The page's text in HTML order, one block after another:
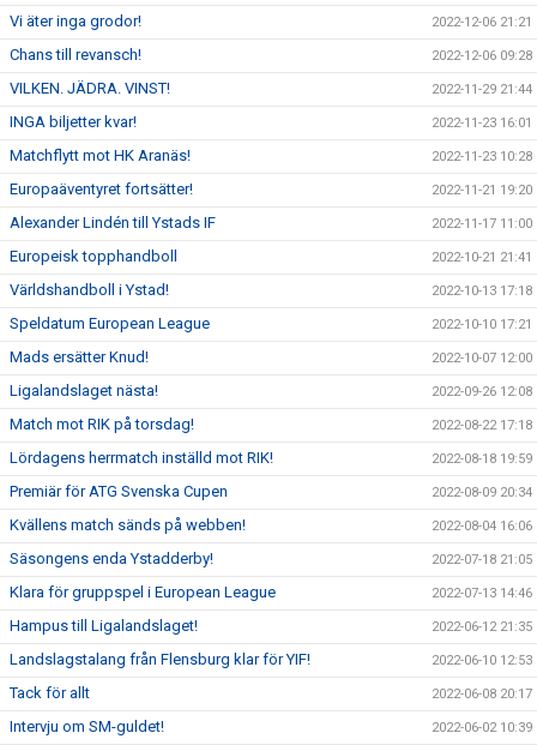
Vi äter inga grodor! 2022-12-06 21:21
Chans till revansch! 2022-12-06 09:28
VILKEN. JÄDRA. VINST! 2022-11-29 21:44
INGA biljetter kvar! 2022-11-23 16:01
Matchflytt mot HK Aranäs! 2022-11-23 10:28
Europaäventyret fortsätter! 2022-11-21 19:20
Alexander Lindén till Ystads IF 2022-11-17 11:00
Europeisk topphandboll 2022-10-21 21:41
Världshandboll i Ystad! 2022-10-13 17:18
Speldatum European League 2022-10-10 17:21
Mads ersätter Knud! 2022-10-07 12:00
Ligalandslaget nästa! 2022-09-26 12:08
Match mot RIK på torsdag! 2022-08-22 17:18
Lördagens herrmatch inställd mot RIK! 2022-08-18 19:59
Premiär för ATG Svenska Cupen 2022-08-09 20:34
Kvällens match sänds på webben! 2022-08-04 16:06
Säsongens enda Ystadderby! 2022-07-18 21:05
Klara för gruppspel i European League 2022-07-13 14:46
Hampus till Ligalandslaget! 2022-06-12 21:35
Landslagstalang från Flensburg klar för YIF! 2022-06-10 12:53
Tack för allt 2022-06-08 20:17
Intervju om SM-guldet! 2022-06-02 10:39